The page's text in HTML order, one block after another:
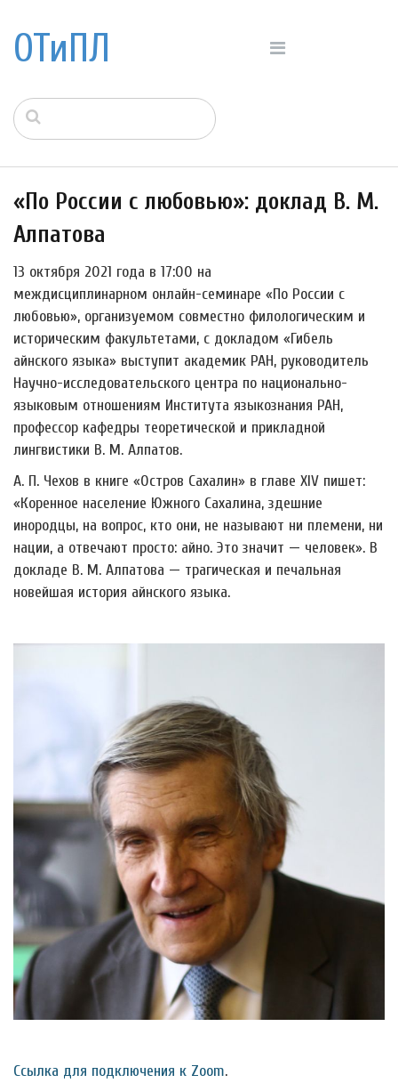
ОТиПЛ
«По России с любовью»: доклад В. М.
Алпатова
13 октября 2021 года в 17:00 на
междисциплинарном онлайн-семинаре «По России с
любовью», организуемом совместно филологическим и
историческим факультетами, с докладом «Гибель
айнского языка» выступит академик РАН, руководитель
Научно-исследовательского центра по национально-
языковым отношениям Института языкознания РАН,
профессор кафедры теоретической и прикладной
лингвистики В. М. Алпатов.
А. П. Чехов в книге «Остров Сахалин» в главе XIV пишет:
«Коренное население Южного Сахалина, здешние
инородцы, на вопрос, кто они, не называют ни племени, ни
нации, а отвечают просто: айно. Это значит — человек». В
докладе В. М. Алпатова — трагическая и печальная
новейшая история айнского языка.
Ссылка для подключения к Zoom.